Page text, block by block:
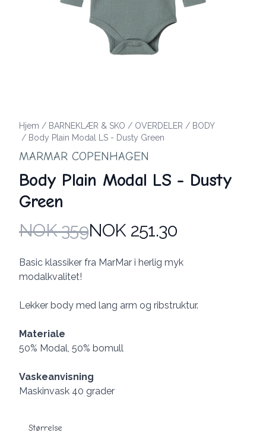
Hjem / BARNEKLÆR & SKO / OVERDELER / BODY
/ Body Plain Modal LS - Dusty Green
MARMAR COPENHAGEN
Body Plain Modal LS - Dusty
Green
Produktdetaljer
NOK 359NOK 251.30
Description
Basic klassiker fra MarMar i herlig myk
modalkvalitet!
Lekker body med lang arm og ribstruktur.
Materiale
50% Modal, 50% bomull
Vaskeanvisning
Maskinvask 40 grader
Størrelse